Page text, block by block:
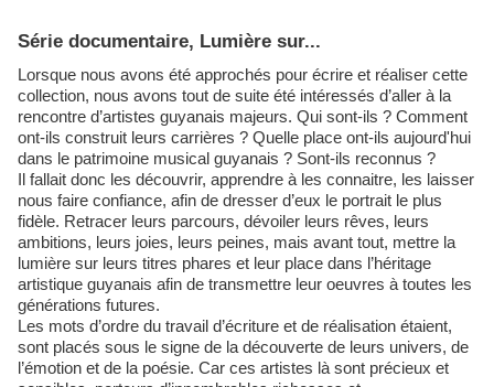
Série documentaire, Lumière sur...
Lorsque nous avons été approchés pour écrire et réaliser cette
collection, nous avons tout de suite été intéressés d’aller à la
rencontre d’artistes guyanais majeurs. Qui sont-ils ? Comment
ont-ils construit leurs carrières ? Quelle place ont-ils aujourd'hui
dans le patrimoine musical guyanais ? Sont-ils reconnus ?
Il fallait donc les découvrir, apprendre à les connaitre, les laisser
nous faire confiance, afin de dresser d’eux le portrait le plus
fidèle. Retracer leurs parcours, dévoiler leurs rêves, leurs
ambitions, leurs joies, leurs peines, mais avant tout, mettre la
lumière sur leurs titres phares et leur place dans l’héritage
artistique guyanais afin de transmettre leur oeuvres à toutes les
générations futures.
Les mots d’ordre du travail d’écriture et de réalisation étaient,
sont placés sous le signe de la découverte de leurs univers, de
l’émotion et de la poésie. Car ces artistes là sont précieux et